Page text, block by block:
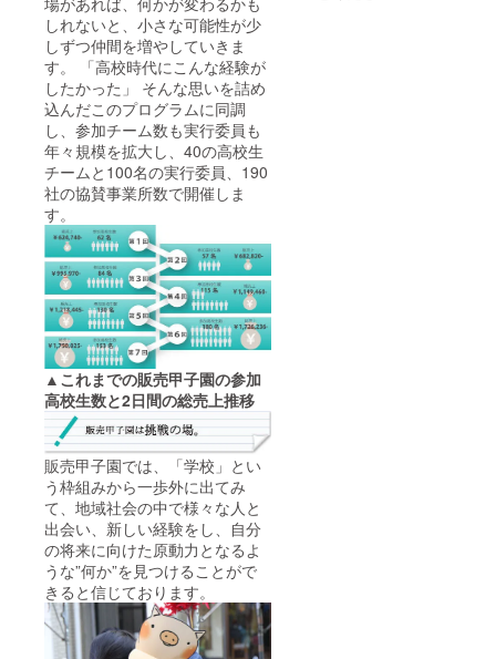
しれないと、小さな可能性が少
しずつ仲間を増やしていきま
す。 「高校時代にこんな経験が
したかった」 そんな思いを詰め
込んだこのプログラムに同調
し、参加チーム数も実行委員も
年々規模を拡大し、40の高校生
チームと100名の実行委員、190
社の協賛事業所数で開催しま
す。
▲これまでの販売甲子園の参加
高校生数と2日間の総売上推移
販売甲子園では、「学校」とい
う枠組みから一歩外に出てみ
て、地域社会の中で様々な人と
出会い、新しい経験をし、自分
の将来に向けた原動力となるよ
うな”何か”を見つけることがで
きると信じております。